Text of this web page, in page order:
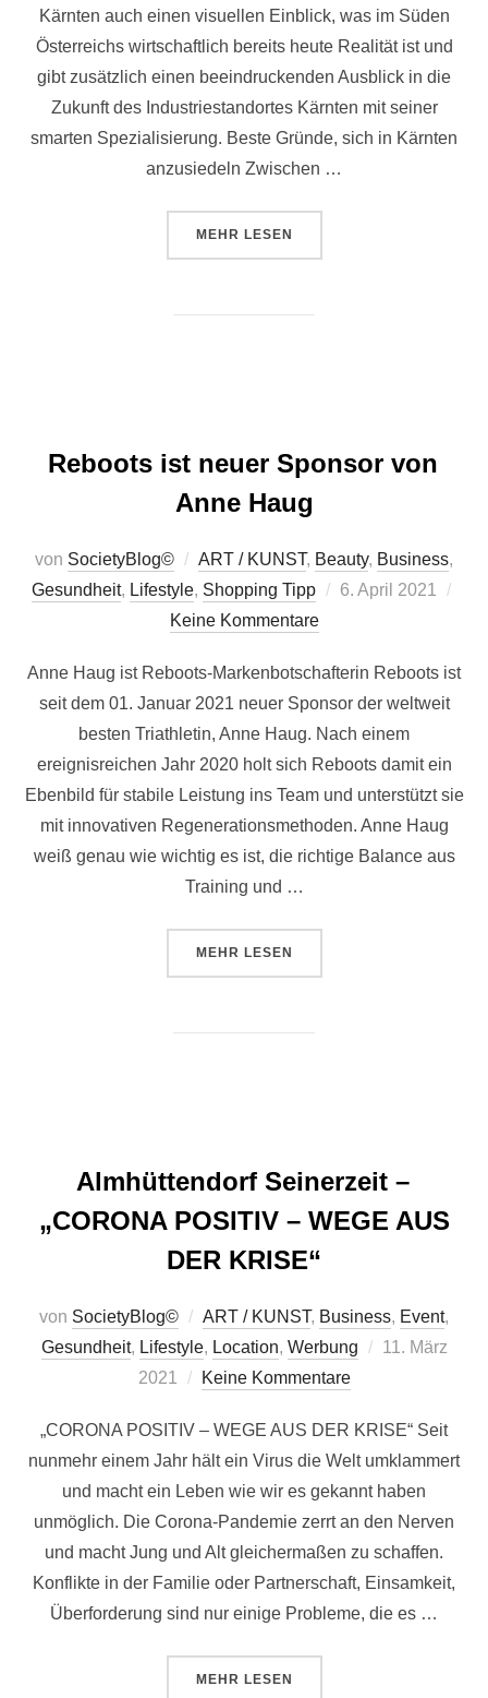
Kärnten auch einen visuellen Einblick, was im Süden
Österreichs wirtschaftlich bereits heute Realität ist und
gibt zusätzlich einen beeindruckenden Ausblick in die
Zukunft des Industriestandortes Kärnten mit seiner
smarten Spezialisierung. Beste Gründe, sich in Kärnten
anzusiedeln Zwischen …
MEHR ÜBER „MIT SMARTER
LESEN
Reboots ist neuer Sponsor von
Anne Haug
von SocietyBlog© ART / KUNST, Beauty, Business,
Gesundheit, Lifestyle, Shopping Tipp
Veröffentlicht
6. April 2021
Keine Kommentare
Anne Haug ist Reboots-Markenbotschafterin Reboots ist
seit dem 01. Januar 2021 neuer Sponsor der weltweit
besten Triathletin, Anne Haug. Nach einem
ereignisreichen Jahr 2020 holt sich Reboots damit ein
Ebenbild für stabile Leistung ins Team und unterstützt sie
mit innovativen Regenerationsmethoden. Anne Haug
weiß genau wie wichtig es ist, die richtige Balance aus
Training und …
MEHR ÜBER „REBOOTS IST NEUER
LESEN
Almhüttendorf Seinerzeit –
„CORONA POSITIV – WEGE AUS
DER KRISE“
von SocietyBlog© ART / KUNST, Business, Event,
Gesundheit, Lifestyle, Location, Werbung
Veröffentlicht
11. März
2021
Keine Kommentare
„CORONA POSITIV – WEGE AUS DER KRISE“ Seit
nunmehr einem Jahr hält ein Virus die Welt umklammert
und macht ein Leben wie wir es gekannt haben
unmöglich. Die Corona-Pandemie zerrt an den Nerven
und macht Jung und Alt gleichermaßen zu schaffen.
Konflikte in der Familie oder Partnerschaft, Einsamkeit,
Überforderung sind nur einige Probleme, die es …
MEHR ÜBER „ALMHÜTTENDORF
LESEN